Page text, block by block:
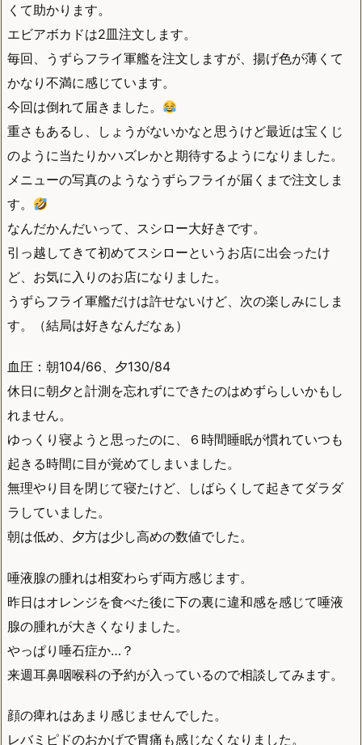
くて助かります。
エビアボカドは2皿注文します。
毎回、うずらフライ軍艦を注文しますが、揚げ色が薄くて
かなり不満に感じています。
今回は倒れて届きました。
重さもあるし、しょうがないかなと思うけど最近は宝くじ
のように当たりかハズレかと期待するようになりました。
メニューの写真のようなうずらフライが届くまで注文しま
す。
なんだかんだいって、スシロー大好きです。
引っ越してきて初めてスシローというお店に出会ったけ
ど、お気に入りのお店になりました。
うずらフライ軍艦だけは許せないけど、次の楽しみにしま
す。（結局は好きなんだなぁ）
血圧：朝104/66、夕130/84
休日に朝夕と計測を忘れずにできたのはめずらしいかもし
れません。
ゆっくり寝ようと思ったのに、６時間睡眠が慣れていつも
起きる時間に目が覚めてしまいました。
無理やり目を閉じて寝たけど、しばらくして起きてダラダ
ラしていました。
朝は低め、夕方は少し高めの数値でした。
唾液腺の腫れは相変わらず両方感じます。
昨日はオレンジを食べた後に下の裏に違和感を感じて唾液
腺の腫れが大きくなりました。
やっぱり唾石症か…？
来週耳鼻咽喉科の予約が入っているので相談してみます。
顔の痺れはあまり感じませんでした。
レバミピドのおかげで胃痛も感じなくなりました。